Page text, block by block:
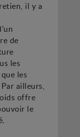
il y a
de
les
les
ailleurs,
offre
le